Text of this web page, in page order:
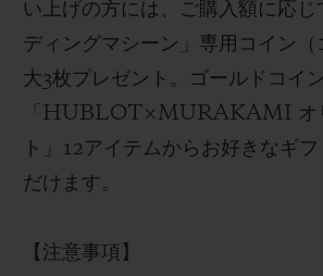
い上げの方には、ご購入額 に応じ
ディングマシーン」専用コイン（
大3枚プレゼント 。ゴールドコイ
HUBLOT×MURAKAMI オ
ト
12アイテムからお好きなギ
だけます。
【 注意事項 】